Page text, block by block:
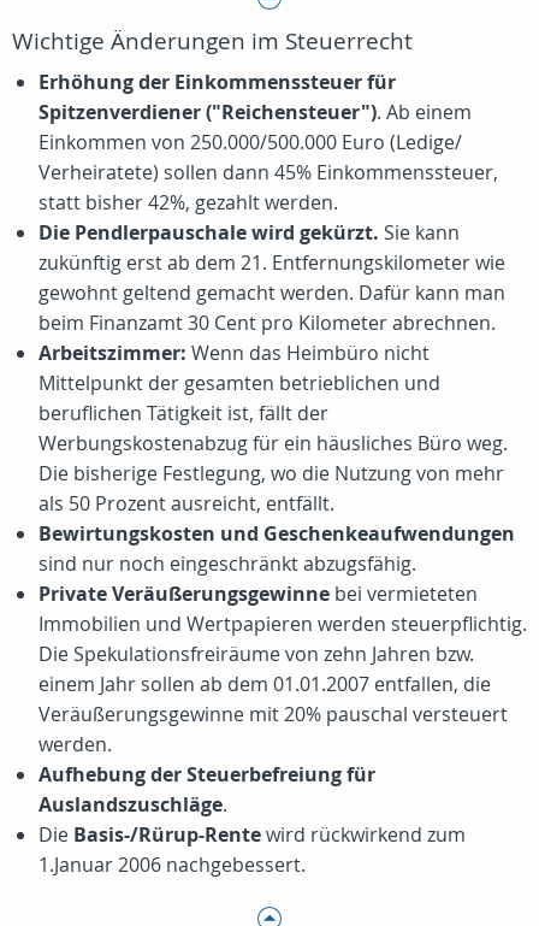
Wichtige Änderungen im Steuerrecht
Erhöhung der Einkommenssteuer für
Spitzenverdiener ("Reichensteuer"). Ab einem
Einkommen von 250.000/500.000 Euro (Ledige/
Verheiratete) sollen dann 45% Einkommenssteuer,
statt bisher 42%, gezahlt werden.
Die Pendlerpauschale wird gekürzt. Sie kann
zukünftig erst ab dem 21. Entfernungskilometer wie
gewohnt geltend gemacht werden. Dafür kann man
beim Finanzamt 30 Cent pro Kilometer abrechnen.
Arbeitszimmer: Wenn das Heimbüro nicht
Mittelpunkt der gesamten betrieblichen und
beruflichen Tätigkeit ist, fällt der
Werbungskostenabzug für ein häusliches Büro weg.
Die bisherige Festlegung, wo die Nutzung von mehr
als 50 Prozent ausreicht, entfällt.
Bewirtungskosten und Geschenkeaufwendungen
sind nur noch eingeschränkt abzugsfähig.
Private Veräußerungsgewinne bei vermieteten
Immobilien und Wertpapieren werden steuerpflichtig.
Die Spekulationsfreiräume von zehn Jahren bzw.
einem Jahr sollen ab dem 01.01.2007 entfallen, die
Veräußerungsgewinne mit 20% pauschal versteuert
werden.
Aufhebung der Steuerbefreiung für
Auslandszuschläge.
Die Basis-/Rürup-Rentewird rückwirkend zum
1.Januar 2006 nachgebessert.